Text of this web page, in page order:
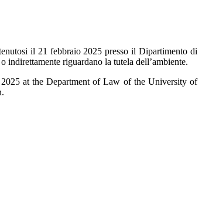
il 21 febbraio 2025 presso il Dipartimento di
riguardano la tutela dell’ambiente.
at the Department of Law of the University of